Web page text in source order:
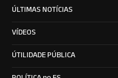
ÚLTIMAS NOTÍCIAS
VÍDEOS
ÚTILIDADE PÚBLICA